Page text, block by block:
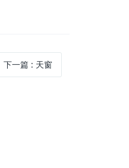
下一篇: 天窗